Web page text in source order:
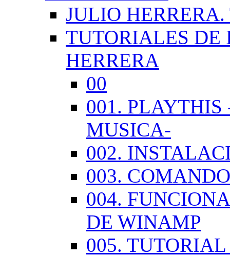
JULIO
TUTORIALES DE
HERRERA
00
001. PLAYTHIS
MUSICA-
002.
003.
004.
DE WINAMP
005.